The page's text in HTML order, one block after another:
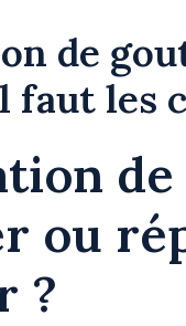
de
faut les
ou
?